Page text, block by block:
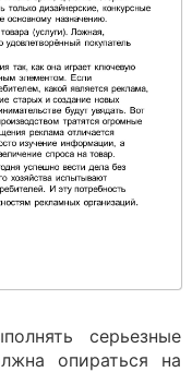
серьезные
опираться на